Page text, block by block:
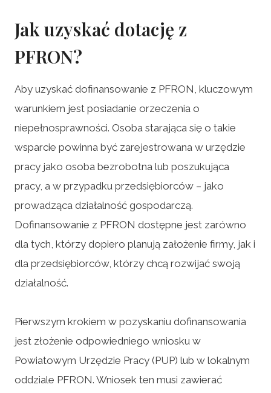
Jak uzyskać dotację z
PFRON?
Aby uzyskać dofinansowanie z PFRON, kluczowym
warunkiem jest posiadanie orzeczenia o
niepełnosprawności. Osoba starająca się o takie
wsparcie powinna być zarejestrowana w urzędzie
pracy jako osoba bezrobotna lub poszukująca
pracy, a w przypadku przedsiębiorców – jako
prowadząca działalność gospodarczą.
Dofinansowanie z PFRON dostępne jest zarówno
dla tych, którzy dopiero planują założenie firmy, jak i
dla przedsiębiorców, którzy chcą rozwijać swoją
działalność.
Pierwszym krokiem w pozyskaniu dofinansowania
jest złożenie odpowiedniego wniosku w
Powiatowym Urzędzie Pracy (PUP) lub w lokalnym
oddziale PFRON. Wniosek ten musi zawierać